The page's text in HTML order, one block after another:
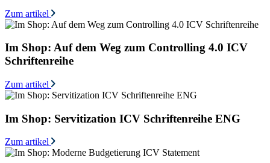
Zum artikel
Im Shop: Auf dem Weg zum Controlling 4.0 ICV
Schriftenreihe
Zum artikel
Im Shop: Servitization ICV Schriftenreihe ENG
Zum artikel